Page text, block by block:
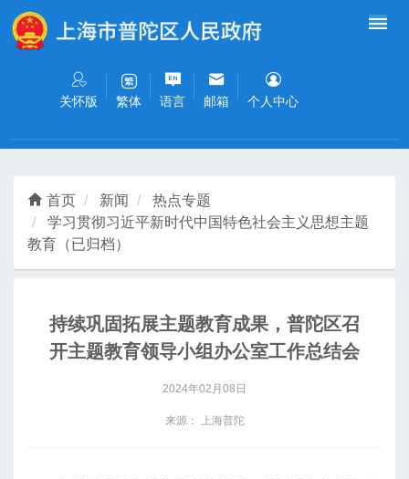
无障碍操作说明
关怀版 繁体 语言 邮箱 个人中心
首页 新闻
热点专题
学习贯彻习近平新时代中国特色社会主义思想主题
教育（已归档）
持续巩固拓展主题教育成果，普陀区召
开主题教育领导小组办公室工作总结会
2024年02月08日
来源： 上海普陀